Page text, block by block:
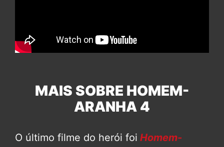
MAIS SOBRE HOMEM-
ARANHA 4
O último filme do herói foi Homem-